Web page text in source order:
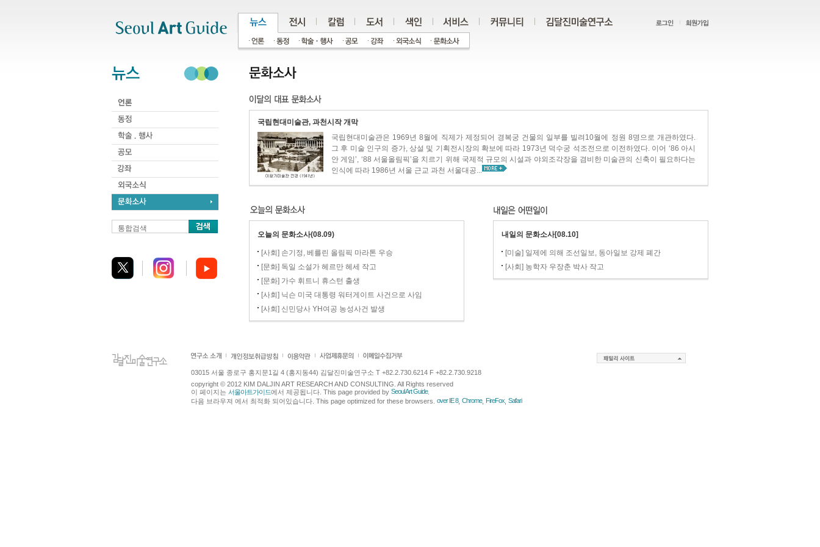
통합검색
국립현대미술관, 과천시작 개막
국립현대미술관은 1969년 8월에 직제가 제정되어 경복궁 건물의 일부를 빌려10월에 정원 8명으로 개관하였다.
그 후 미술 인구의 증가, 상설 및 기획전시장의 확보에 따라 1973년 덕수궁 석조전으로 이전하였다. 이어 ‘86 아시
안 게임’, ‘88 서울올림픽’을 치르기 위해 국제적 규모의 시설과 야외조각장을 겸비한 미술관의 신축이 필요하다는
인식에 따라 1986년 서울 근교 과천 서울대공...
오늘의 문화소사(08.09)
[사회] 손기정, 베를린 올림픽 마라톤 우승
[문화] 독일 소설가 헤르만 헤세 작고
[문화] 가수 휘트니 휴스턴 출생
[사회] 닉슨 미국 대통령 워터게이트 사건으로 사임
[사회] 신민당사 YH여공 농성사건 발생
내일의 문화소사[08.10]
[미술] 일제에 의해 조선일보, 동아일보 강제 폐간
[사회] 농학자 우장춘 박사 작고
03015 서울 종로구 홍지문1길 4 (홍지동44) 김달진미술연구소 T +82.2.730.6214 F +82.2.730.9218
copyright © 2012 KIM DALJIN ART RESEARCH AND CONSULTING. All Rights reserved
이 페이지는 서울아트가이드에서 제공됩니다. This page provided by Seoul Art Guide.
다음 브라우져 에서 최적화 되어있습니다. This page optimized for these browsers. over IE 8, Chrome, FireFox Safari